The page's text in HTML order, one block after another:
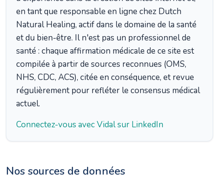
en tant que responsable en ligne chez Dutch
Natural Healing, actif dans le domaine de la santé
et du bien-être. Il n'est pas un professionnel de
santé : chaque affirmation médicale de ce site est
compilée à partir de sources reconnues (OMS,
NHS, CDC, ACS), citée en conséquence, et revue
régulièrement pour refléter le consensus médical
actuel.
Connectez-vous avec Vidal sur LinkedIn
Nos sources de données